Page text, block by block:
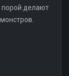
порой делают